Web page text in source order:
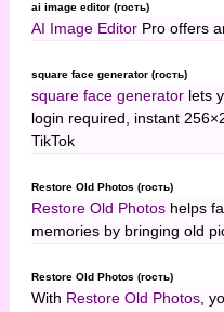
ai image editor (гость)
AI Image Editor Pro offers
square face generator (гость)
square face generator lets
login required, instant
TikTok
Restore Old Photos (гость)
Restore Old Photos helps
memories by bringing old
Restore Old Photos (гость)
With Restore Old Photos,